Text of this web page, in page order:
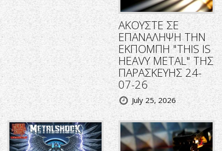
ΑΚΟΥΣΤΕ ΣΕ
ΕΠΑΝΑΛΗΨΗ ΤΗΝ
ΕΚΠΟΜΠΗ "THIS IS
HEAVY METAL" ΤΗΣ
ΠΑΡΑΣΚΕΥΗΣ 24-
07-26
July 25, 2026